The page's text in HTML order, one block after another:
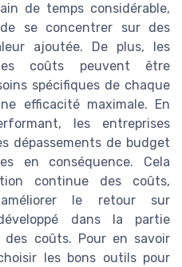
de temps considérable,
se concentrer sur des
ajoutée. De plus, les
coûts peuvent être
spécifiques de chaque
efficacité maximale. En
les entreprises
dépassements de budget
en conséquence. Cela
continue des coûts,
le retour sur
dans la partie
des coûts. Pour en savoir
les bons outils pour